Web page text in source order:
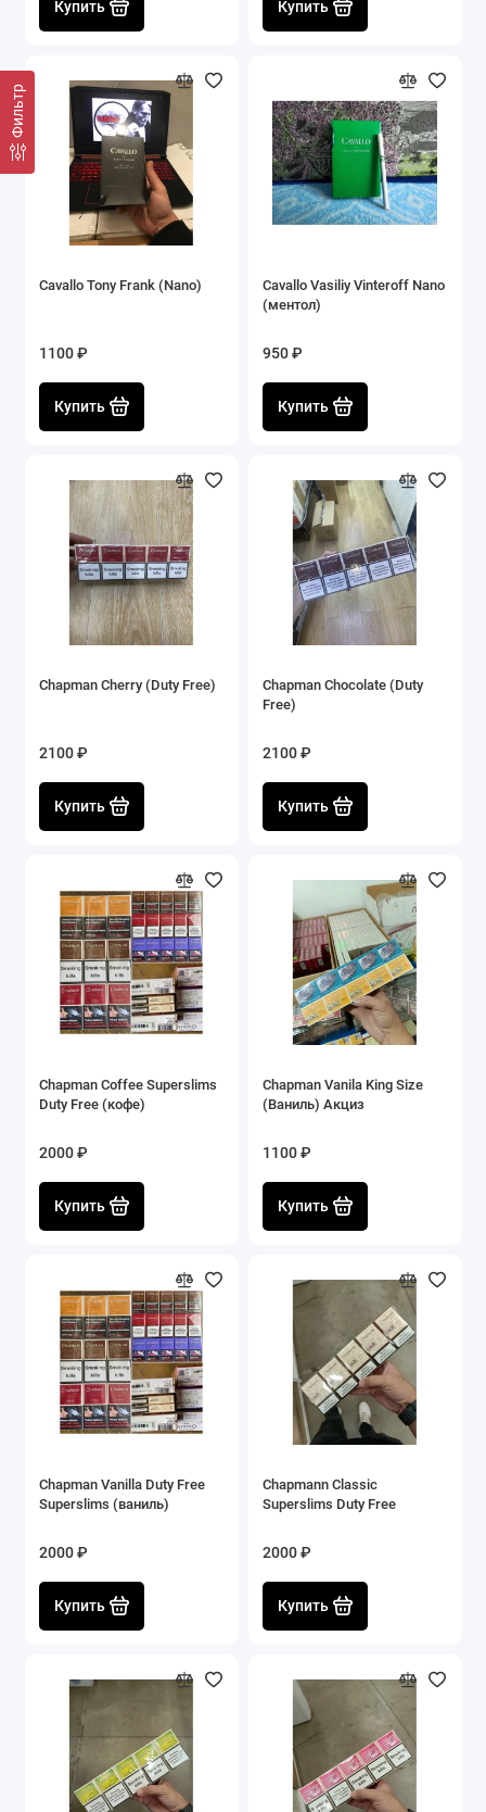
Фильтр
Купить Купить
Cavallo Tony Frank (Nano)
1100 ₽
Купить
Cavallo Vasiliy Vinteroff Nano
(ментол)
950 ₽
Купить
Chapman Cherry (Duty Free)
2100 ₽
Купить
Chapman Chocolate (Duty
Free)
2100 ₽
Купить
Chapman Coffee Superslims
Duty Free (кофе)
2000 ₽
Купить
Chapman Vanila King Size
(Ваниль) Акциз
1100 ₽
Купить
Chapman Vanilla Duty Free
Superslims (ваниль)
2000 ₽
Купить
Chapmann Classiс
Superslims Duty Free
2000 ₽
Купить